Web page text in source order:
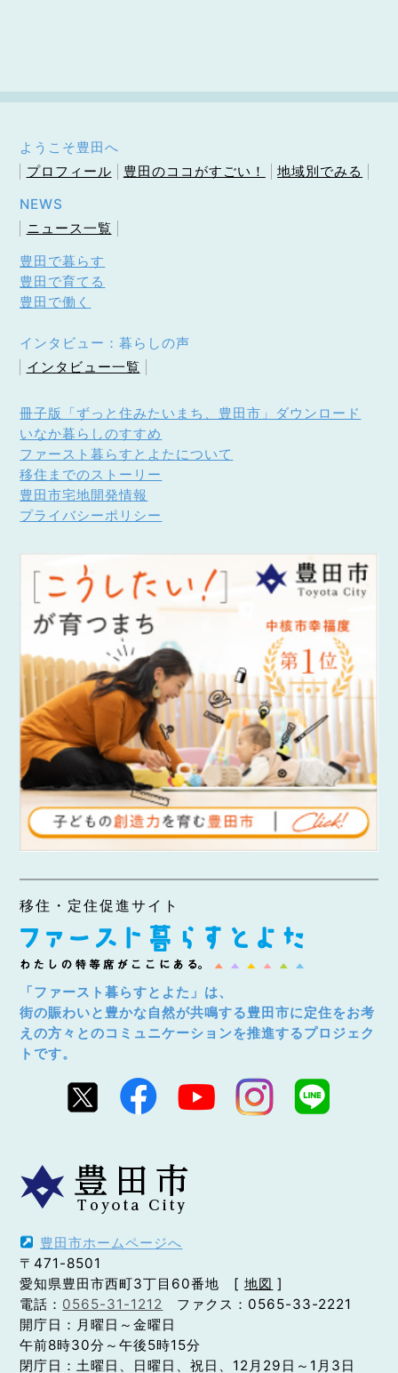
ようこそ豊田へ
プロフィール
豊田のココがすごい！
地域別でみる
NEWS
ニュース一覧
豊田で暮らす
豊田で育てる
豊田で働く
インタビュー：暮らしの声
インタビュー一覧
冊子版「ずっと住みたいまち、豊田市」ダウンロード
いなか暮らしのすすめ
ファースト暮らすとよたについて
移住までのストーリー
豊田市宅地開発情報
プライバシーポリシー
移住・定住促進サイト
「ファースト暮らすとよた」は、
街の賑わいと豊かな自然が共鳴する豊田市に定住をお考
えの方々とのコミュニケーションを推進するプロジェク
トです。
豊田市ホームページへ
〒471-8501
愛知県豊田市西町3丁目60番地 [地図 ]
電話： 0565-31-1212 ファクス：0565-33-2221
開庁日：月曜日～金曜日
午前8時30分～午後5時15分
閉庁日：土曜日、日曜日、祝日、12月29日～1月3日